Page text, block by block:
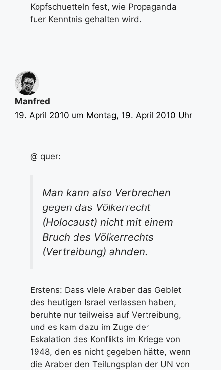
Kopfschuetteln fest, wie Propaganda
fuer Kenntnis gehalten wird.
Manfred
19. April 2010 um Montag, 19. April 2010 Uhr
@ quer:
Man kann also Verbrechen
gegen das Völkerrecht
(Holocaust) nicht mit einem
Bruch des Völkerrechts
(Vertreibung) ahnden.
Erstens: Dass viele Araber das Gebiet
des heutigen Israel verlassen haben,
beruhte nur teilweise auf Vertreibung,
und es kam dazu im Zuge der
Eskalation des Konflikts im Kriege von
1948, den es nicht gegeben hätte, wenn
die Araber den Teilungsplan der UN von